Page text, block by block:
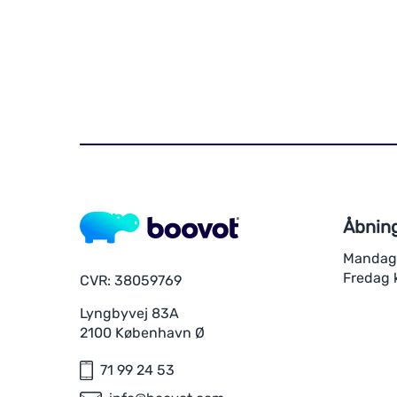
CVR: 38059769
Lyngbyvej 83A
2100 København Ø
71 99 24 53
Fredag